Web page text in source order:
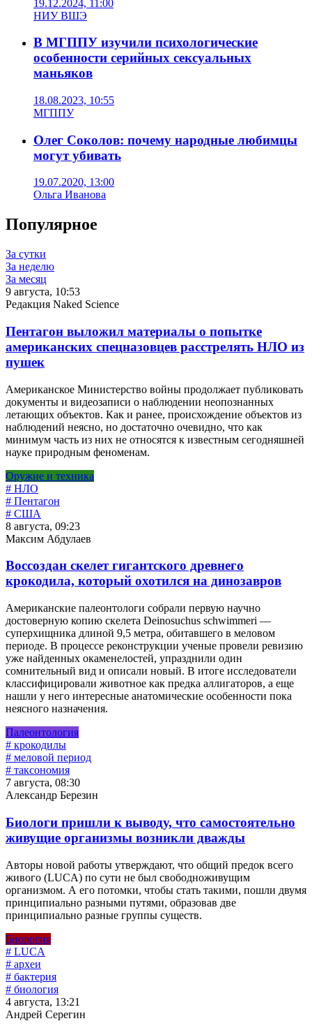
19.12.2024, 11:00
НИУ ВШЭ
В МГППУ изучили психологические
особенности серийных сексуальных
маньяков
18.08.2023, 10:55
МГППУ
Олег Соколов: почему народные любимцы
могут убивать
19.07.2020, 13:00
Ольга Иванова
Популярное
За сутки
За неделю
За месяц
9 августа, 10:53
Редакция Naked Science
Пентагон выложил материалы о попытке
американских спецназовцев расстрелять НЛО из
пушек
Американское Министерство войны продолжает публиковать
документы и видеозаписи о наблюдении неопознанных
летающих объектов. Как и ранее, происхождение объектов из
наблюдений неясно, но достаточно очевидно, что как
минимум часть из них не относятся к известным сегодняшней
науке природным феноменам.
Оружие и техника
# НЛО
# Пентагон
# США
8 августа, 09:23
Максим Абдулаев
Воссоздан скелет гигантского древнего
крокодила, который охотился на динозавров
Американские палеонтологи собрали первую научно
достоверную копию скелета Deinosuchus schwimmeri —
суперхищника длиной 9,5 метра, обитавшего в меловом
периоде. В процессе реконструкции ученые провели ревизию
уже найденных окаменелостей, упразднили один
сомнительный вид и описали новый. В итоге исследователи
классифицировали животное как предка аллигаторов, а еще
нашли у него интересные анатомические особенности пока
неясного назначения.
Палеонтология
# крокодилы
# меловой период
# таксономия
7 августа, 08:30
Александр Березин
Биологи пришли к выводу, что самостоятельно
живущие организмы возникли дважды
Авторы новой работы утверждают, что общий предок всего
живого (LUCA) по сути не был свободноживущим
организмом. А его потомки, чтобы стать такими, пошли двумя
принципиально разными путями, образовав две
принципиально разные группы существ.
Биология
# LUCA
# археи
# бактерия
# биология
4 августа, 13:21
Андрей Серегин